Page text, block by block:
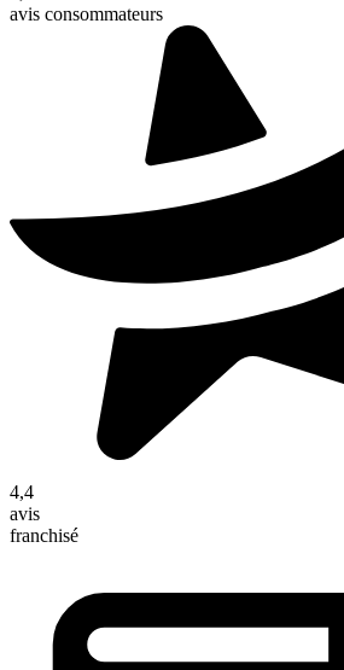
avis consommateurs
4,4
avis
franchisé